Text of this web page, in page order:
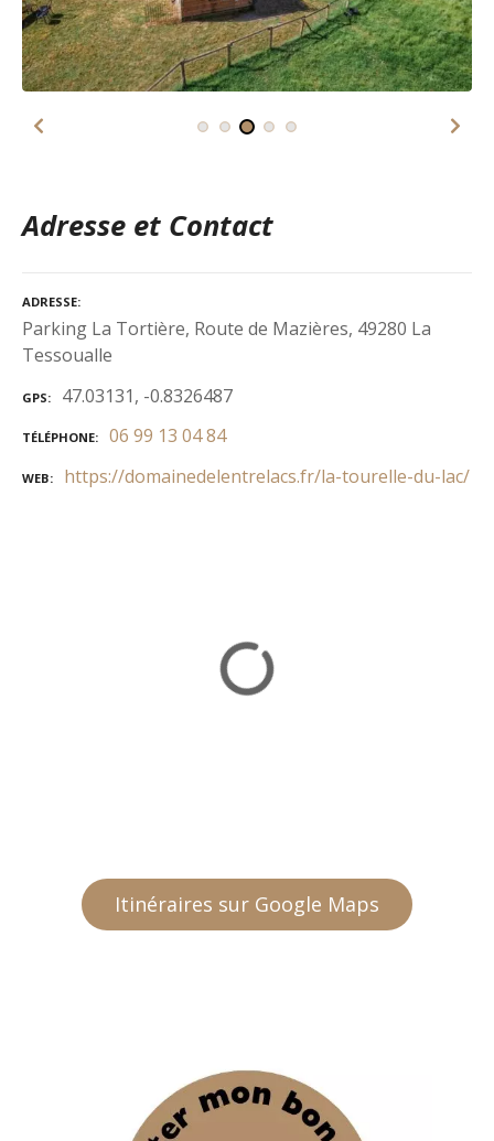
Adresse et Contact
ADRESSE
Parking La Tortière, Route de Mazières, 49280 La
Tessoualle
GPS 47.03131, -0.8326487
TÉLÉPHONE 06 99 13 04 84
WEB https://domainedelentrelacs.fr/la-tourelle-du-lac/
Itinéraires sur Google Maps